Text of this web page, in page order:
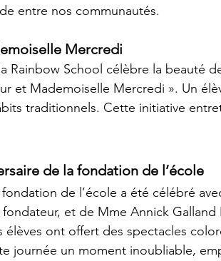
entre nos communautés.
Mercredi
Rainbow School célèbre la beauté
et Mademoiselle Mercredi ». Un
traditionnels. Cette initiative
de la fondation de l’école
fondation de l’école a été célébré
et de Mme Annick Galland
élèves ont offert des spectacles
journée un moment inoubliable,